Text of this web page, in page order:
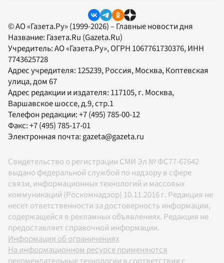
© АО «Газета.Ру» (1999-2026) – Главные новости дня
Название: Газета.Ru (Gazeta.Ru)
Учредитель:АО «Газета.Ру», ОГРН 1067761730376, ИНН
7743625728
Адрес учредителя: 125239, Россия, Москва, Коптевская
улица, дом 67
Адрес редакции и издателя: 117105, г. Москва,
Варшавское шоссе, д.9, стр.1
Телефон редакции:+7 (495) 785-00-12
Факс:+7 (495) 785-17-01
Электронная почта: gazeta@gazeta.ru
Свидетельство о регистрации СМИ Эл № ФС77-67642
выдано федеральной службой по надзору в сфере
связи, информационных технологий и массовых
коммуникаций (Роскомнадзор) 10.11.2016 г. Редакция не
несет ответственности за достоверность информации,
содержащейся в рекламных объявлениях. Редакция не
предоставляет справочной информации.
Информация об ограничениях
На информационном ресурсе применяются